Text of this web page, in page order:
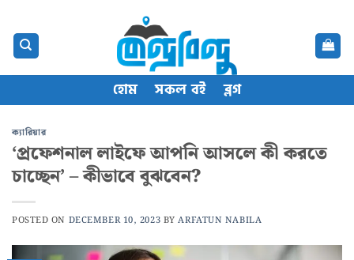
content
হোম সকল বই ব্লগ
ক্যারিয়ার
‘প্রফেশনাল লাইফে আপনি আসলে কী করতে
চাচ্ছেন’ – কীভাবে বুঝবেন?
POSTED ON DECEMBER 10, 2023 BYARFATUN NABILA